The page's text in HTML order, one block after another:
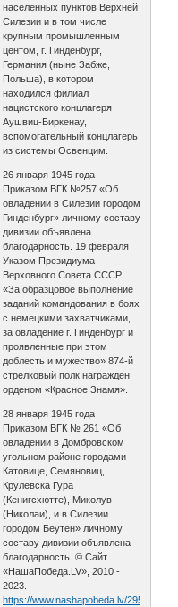
населенных пунктов Верхней
Силезии и в том числе
крупным промышленным
центом, г. Гинденбург,
Германия (ныне Забже,
Польша), в котором
находился филиал
нацистского концлагеря
Аушвиц-Биркенау,
вспомогательный концлагерь
из системы Освенцим.
26 января 1945 года
Приказом ВГК №257 «Об
овладении в Силезии городом
Гинденбург» личному составу
дивизии объявлена
благодарность. 19 февраля
Указом Президиума
Верховного Совета СССР
«За образцовое выполнение
заданий командования в боях
с немецкими захватчиками,
за овладение г. Гинденбург и
проявленные при этом
доблесть и мужество» 874-й
стрелковый полк награжден
орденом «Красное Знамя».
28 января 1945 года
Приказом ВГК № 261 «Об
овладении в Домбровском
угольном районе городами
Катовице, Семяновиц,
Крулевска Гура
(Кенигсхютте), Миколув
(Николаи), и в Силезии
городом Беутен» личному
составу дивизии объявлена
благодарность. © Сайт
«НашаПобеда.LV», 2010 -
2023.
https://www.nashapobeda.lv/2954.html